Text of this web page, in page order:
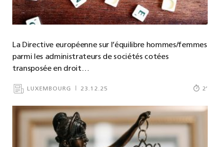
La Directive européenne sur l’équilibre hommes/femmes
parmi les administrateurs de sociétés cotées
transposée en droit…
LUXEMBOURG 23.12.25 2’